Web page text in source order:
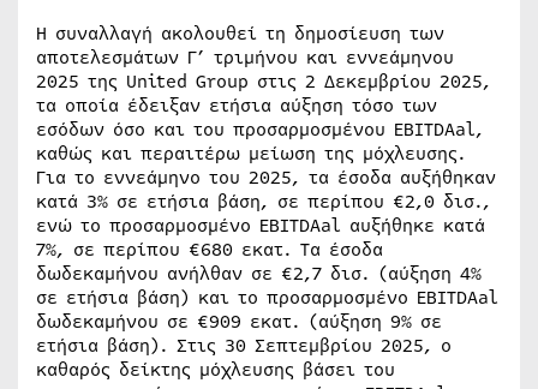
Η συναλλαγή ακολουθεί τη δημοσίευση των
αποτελεσμάτων Γ’ τριμήνου και εννεάμηνου
2025 της United Group στις 2 Δεκεμβρίου 2025,
τα οποία έδειξαν ετήσια αύξηση τόσο των
εσόδων όσο και του προσαρμοσμένου EBITDAal,
καθώς και περαιτέρω μείωση της μόχλευσης.
Για το εννεάμηνο του 2025, τα έσοδα αυξήθηκαν
κατά 3% σε ετήσια βάση, σε περίπου €2,0 δισ.,
ενώ το προσαρμοσμένο EBITDAal αυξήθηκε κατά
7%, σε περίπου €680 εκατ. Τα έσοδα
δωδεκαμήνου ανήλθαν σε €2,7 δισ. (αύξηση 4%
σε ετήσια βάση) και το προσαρμοσμένο EBITDAal
δωδεκαμήνου σε €909 εκατ. (αύξηση 9% σε
ετήσια βάση). Στις 30 Σεπτεμβρίου 2025, ο
καθαρός δείκτης μόχλευσης βάσει του